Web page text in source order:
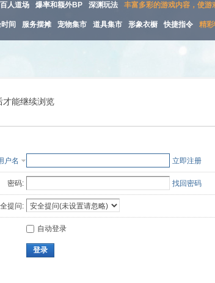
百人道场 爆率和额外BP 深渊玩法 丰富多彩的游戏内容，使游
间 服务摆摊 宠物集市 道具集市 形象衣橱 快捷指令 精彩
才能继续浏览
户名 立即注册
密码: 找回密码
提问:
自动登录
登录